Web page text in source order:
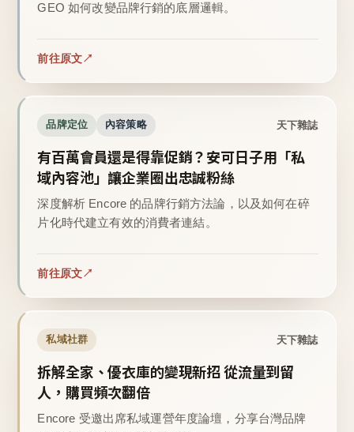
GEO 如何改變品牌行銷的底層邏輯。
前往原文
品牌定位 內容策略 天下雜誌
有百萬會員還是得靠促銷？安可日子用「私
域內容池」讓企業圈出忠誠粉絲
深度解析 Encore 的品牌行銷方法論，以及如何在碎
片化時代建立有效的消費者連結。
前往原文
私域社群 天下雜誌
拆解全家、優衣庫的變現新招 從流量到留
人，購買頻次翻倍
Encore 受邀出席私域運營年度論壇，分享台灣品牌